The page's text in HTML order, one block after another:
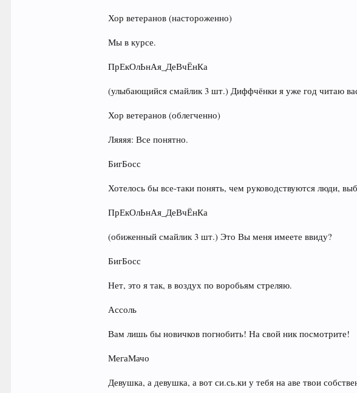
Хор ветеранов (настороженно)
Мы в курсе.
ПрЕкОлЬнАя_ДеВчЁнКа
(улыбающийся смайлик 3 шт.) Диффчёнки я уже год читаю
Хор ветеранов (облегченно)
Ляяяя: Все понятно.
БигБосс
Хотелось бы все-таки понять, чем руководствуются люди,
ПрЕкОлЬнАя_ДеВчЁнКа
(обиженный смайлик 3 шт.) Это Вы меня имеете ввиду?
БигБосс
Нет, это я так, в воздух по воробьям стреляю.
Ассоль
Вам лишь бы новичков погнобить! На свой ник посмотрите!
МегаМачо
Девушка, а девушка, а вот си.сь.ки у тебя на аве твои